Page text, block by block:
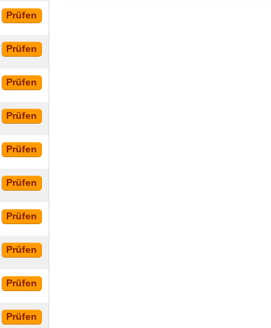
Prüfen
Prüfen
Prüfen
Prüfen
Prüfen
Prüfen
Prüfen
Prüfen
Prüfen
Prüfen